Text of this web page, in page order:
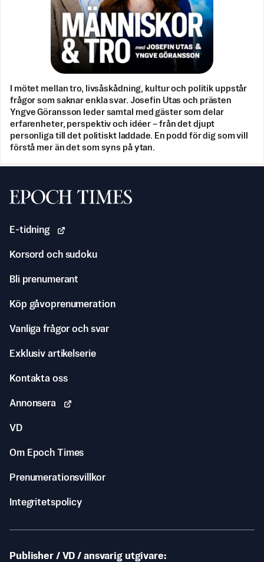
I mötet mellan tro, livsåskådning, kultur och politik uppstår
frågor som saknar enkla svar. Josefin Utas och prästen
Yngve Göransson leder samtal med gäster som delar
erfarenheter, perspektiv och idéer – från det djupt
personliga till det politiskt laddade. En podd för dig som vill
förstå mer än det som syns på ytan.
Svenska Epoch Times
E-tidning
Korsord och sudoku
Bli prenumerant
Köp gåvoprenumeration
Vanliga frågor och svar
Exklusiv artikelserie
Kontakta oss
Annonsera
VD
Om Epoch Times
Prenumerationsvillkor
Integritetspolicy
Publisher / VD / ansvarig utgivare